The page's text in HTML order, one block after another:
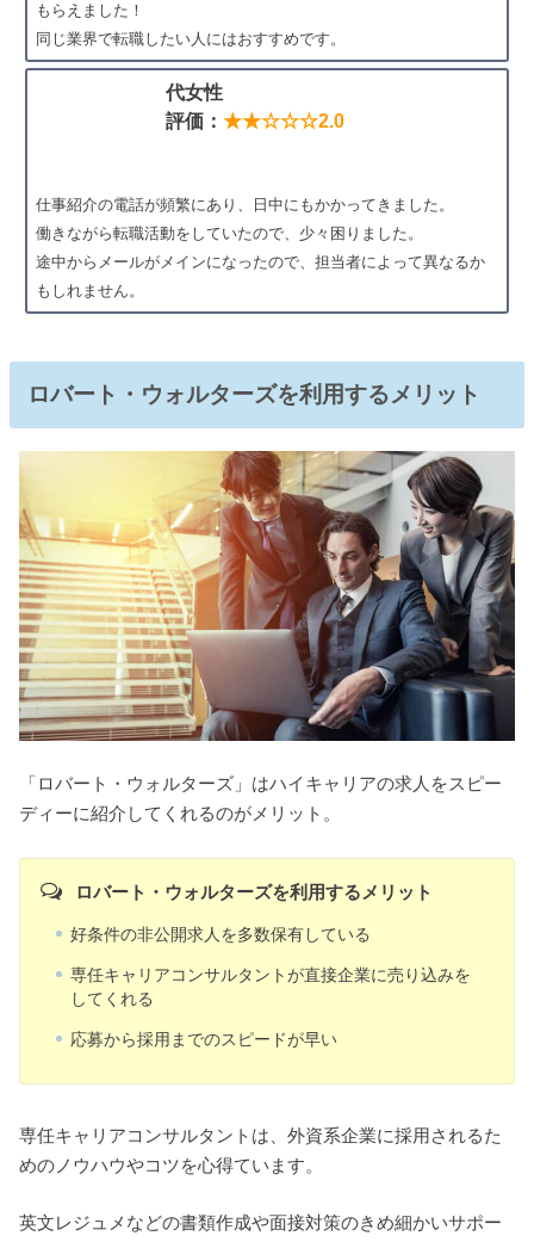
もらえました！
同じ業界で転職したい人にはおすすめです。
代女性
評価： ★★☆☆☆2.0
仕事紹介の電話が頻繁にあり、日中にもかかってきました。
働きながら転職活動をしていたので、少々困りました。
途中からメールがメインになったので、担当者によって異なるか
もしれません。
ロバート・ウォルターズを利用するメリット
「ロバート・ウォルターズ」はハイキャリアの求人をスピー
ディーに紹介してくれるのがメリット。
ロバート・ウォルターズを利用するメリット
好条件の非公開求人を多数保有している
専任キャリアコンサルタントが直接企業に売り込みを
してくれる
応募から採用までのスピードが早い
専任キャリアコンサルタントは、外資系企業に採用されるた
めのノウハウやコツを心得ています。
英文レジュメなどの書類作成や面接対策のきめ細かいサポー